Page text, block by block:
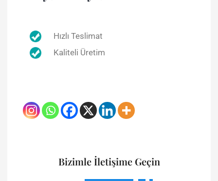
Hızlı Teslimat
Kaliteli Üretim
Bizimle İletişime Geçin